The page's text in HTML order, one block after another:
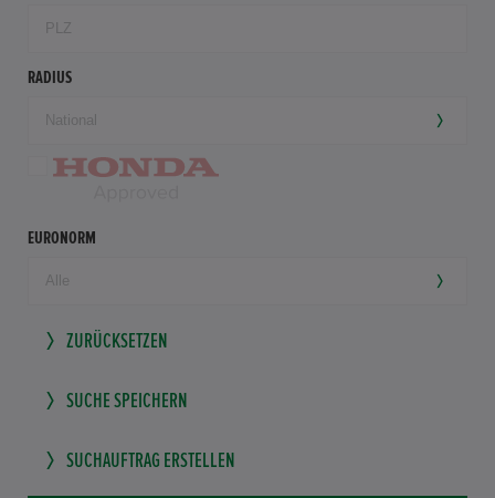
RADIUS
EURONORM
ZURÜCKSETZEN
SUCHE SPEICHERN
SUCHAUFTRAG ERSTELLEN